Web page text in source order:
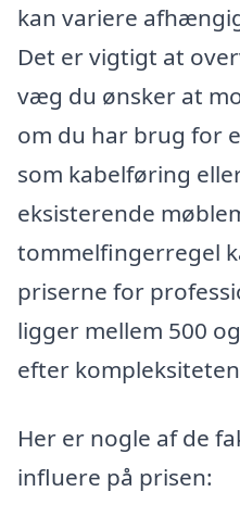
kan variere
Det er vigtigt at
væg du ønsker at
om du har brug for
som kabelføring
eksisterende
tommelfingerregel
priserne for
ligger mellem 500
efter
Her er nogle af de
influere på prisen: